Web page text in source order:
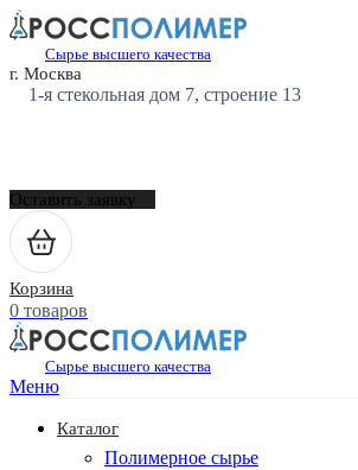
Сырье высшего качества
г. Москва
1-я стекольная дом 7, строение 13
Оставить заявку
Корзина
0 товаров
Сырье высшего качества
Меню
Каталог
Полимерное сырье